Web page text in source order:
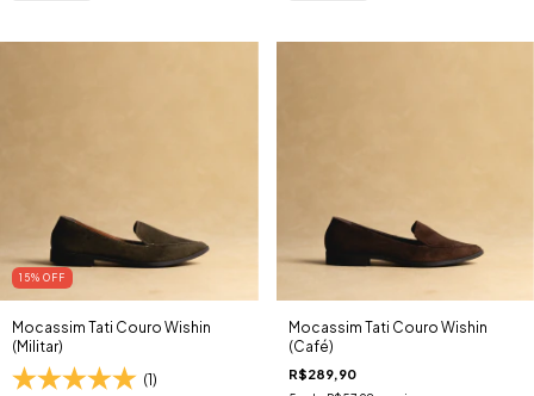
15% OFF
Mocassim Tati Couro Wishin
(Militar)
(1)
Mocassim Tati Couro Wishin
(Café)
R$289,90